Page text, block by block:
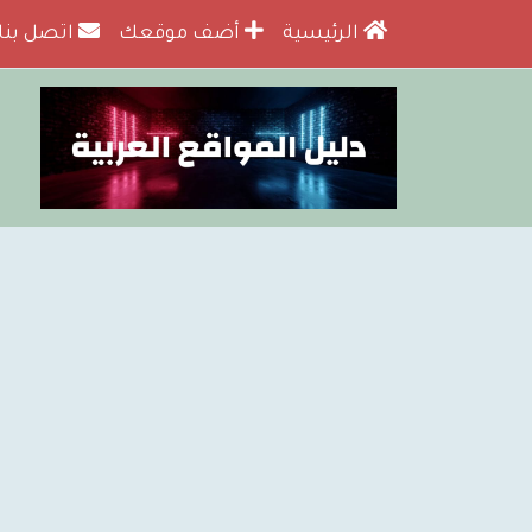
الرئيسية أضف موقعك اتصل بنا